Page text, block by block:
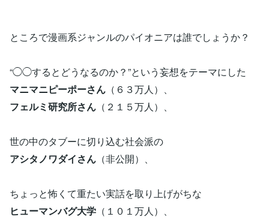
ところで漫画系ジャンルのパイオニアは誰でしょうか？
“◯◯するとどうなるのか？”という妄想をテーマにした
マニマニピーポーさん （６３万人）、
フェルミ研究所さん （２１５万人）、
世の中のタブーに切り込む社会派の
アシタノワダイさん （非公開）、
ちょっと怖くて重たい実話を取り上げがちな
ヒューマンバグ大学 （１０１万人）、